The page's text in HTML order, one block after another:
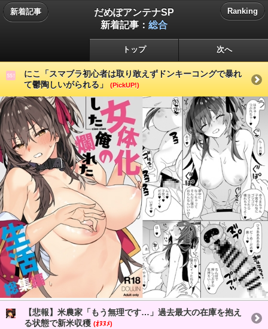
新着記事
だめぽアンテナSP
新着記事： 総合
Ranking
トップ 次へ
にこ「スマブラ初心者は取り敢えずドンキーコングで暴れ
て鬱陶しいがられる」
(PickUP!)
【悲報】米農家「もう無理です…」過去最大の在庫を抱え
る状態で新米収穫 (ｵﾇﾇﾒ)